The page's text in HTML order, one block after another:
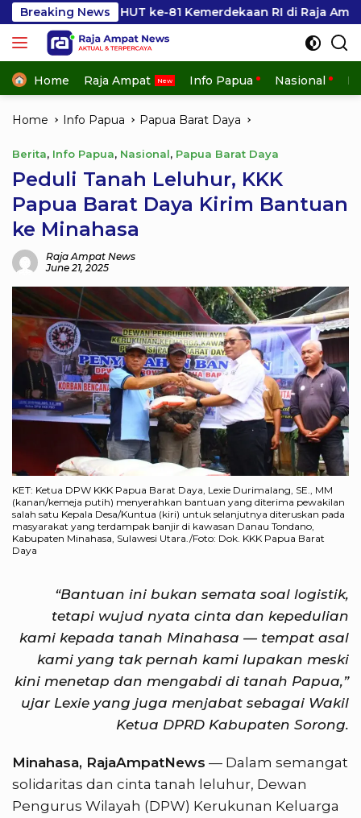
Skip
to
content
Breaking News
ke-81 Kemerdekaan RI di Raja Ampat
Home Raja Ampat Info Papua Nasional
Home Info Papua Papua Barat Daya
Berita, Info Papua, Nasional, Papua Barat Daya
Peduli Tanah Leluhur, KKK
Papua Barat Daya Kirim Bantuan
ke Minahasa
Raja Ampat News
June 21, 2025
KET: Ketua DPW KKK Papua Barat Daya, Lexie Durimalang, SE., MM
(kanan/kemeja putih) menyerahkan bantuan yang diterima pewakilan
salah satu Kepala Desa/Kuntua (kiri) untuk selanjutnya diteruskan pada
masyarakat yang terdampak banjir di kawasan Danau Tondano,
Kabupaten Minahasa, Sulawesi Utara./Foto: Dok. KKK Papua Barat
Daya
“Bantuan ini bukan semata soal logistik,
tetapi wujud nyata cinta dan kepedulian
kami kepada tanah Minahasa — tempat asal
kami yang tak pernah kami lupakan meski
kini menetap dan mengabdi di tanah Papua,”
ujar Lexie yang juga menjabat sebagai Wakil
Ketua DPRD Kabupaten Sorong.
Minahasa, RajaAmpatNews — Dalam semangat
solidaritas dan cinta tanah leluhur, Dewan
Pengurus Wilayah (DPW) Kerukunan Keluarga